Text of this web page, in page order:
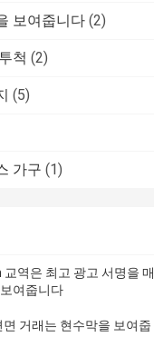
보여줍니다 (2)
척 (2)
(5)
가구 (1)
교역은 최고 광고 서명을 매
여줍니다
면 거래는 현수막을 보여줍